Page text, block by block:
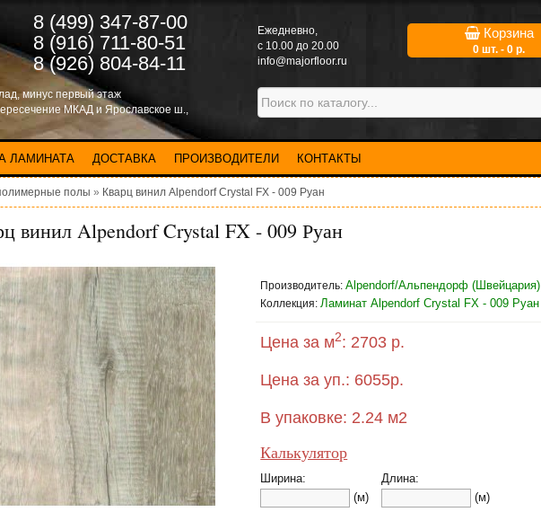
8 (499) 347-87-00
8 (916) 711-80-51
8 (926) 804-84-11
Eжедневно,
с 10.00 до 20.00
info@majorfloor.ru
Корзина
0 шт. - 0 р.
минус первый этаж
МКАД и Ярославское ш.,
ЛАМИНАТА ДОСТАВКА ПРОИЗВОДИТЕЛИ КОНТАКТЫ
полы » Кварц винил Alpendorf Crystal FX - 009 Руан
винил Alpendorf Crystal FX - 009 Руан
Производитель: Alpendorf/Альпендорф (Швейцария)
Коллекция: Ламинат Alpendorf Crystal FX - 009 Руан
Цена за м2: 2703 р.
Цена за уп.: 6055р.
В упаковке: 2.24 м2
Калькулятор
Ширина:
(м)
Длина:
(м)